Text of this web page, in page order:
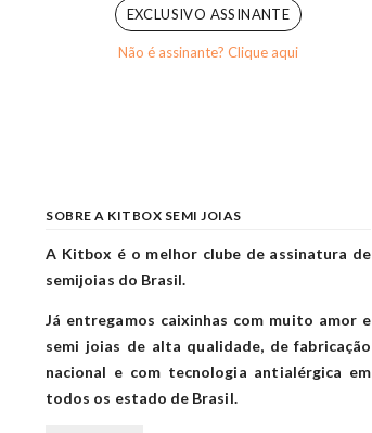
EXCLUSIVO ASSINANTE
Não é assinante? Clique aqui
SOBRE A KITBOX SEMI JOIAS
A Kitbox é o melhor clube de assinatura de
semijoias do Brasil.
Já entregamos caixinhas com muito amor e
semi joias de alta qualidade, de fabricação
nacional e com tecnologia antialérgica em
todos os estado de Brasil.